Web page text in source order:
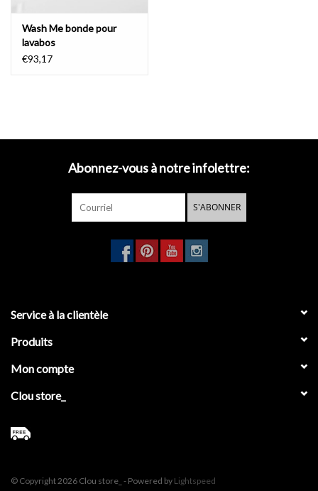
- silicone blanc, noir, bleu, vert, jaune ou orange
Wash Me bonde pour
lavabos
€93,17
Abonnez-vous à notre infolettre:
S'ABONNER
Service à la clientèle
Produits
Mon compte
Clou store_
© Copyright 2026 Clou store_ - Powered by Lightspeed